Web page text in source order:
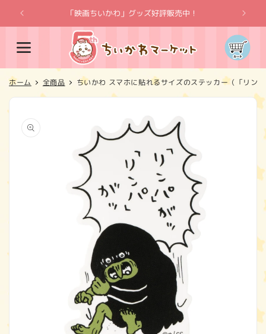
ンツに
進む
「映画ちいかわ」グッズ好評販売中！
カ
ー
ト
ホーム 全商品 ちいかわ スマホに貼れるサイズのステッカー（「リン
報にス
キップ